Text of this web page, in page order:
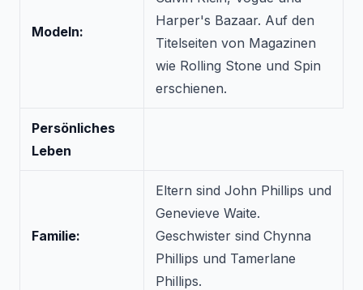
Modeln:
Harper's Bazaar. Auf den
Titelseiten von Magazinen
wie Rolling Stone und Spin
erschienen.
Persönliches
Leben
Familie:
Eltern sind John Phillips und
Genevieve Waite.
Geschwister sind Chynna
Phillips und Tamerlane
Phillips.